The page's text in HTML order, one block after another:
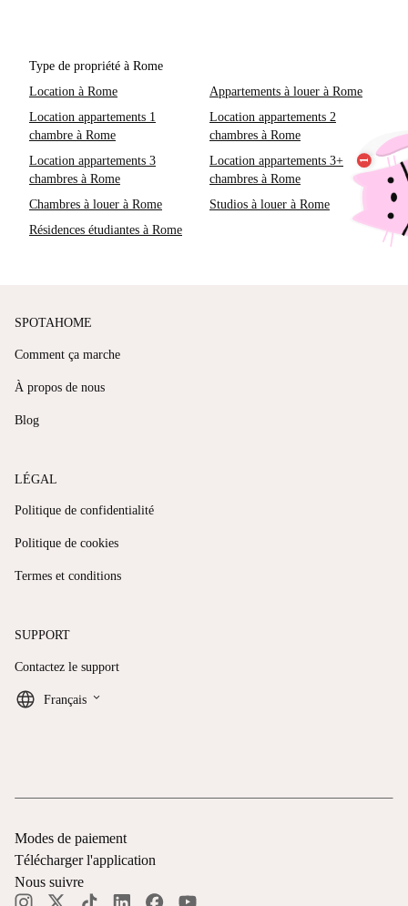
Type de propriété à Rome
Location à Rome
Appartements à louer à Rome
Location appartements 1
chambre à Rome
Location appartements 2
chambres à Rome
Location appartements 3
chambres à Rome
Location appartements 3+
chambres à Rome
Chambres à louer à Rome
Studios à louer à Rome
Résidences étudiantes à Rome
SPOTAHOME
Comment ça marche
À propos de nous
Blog
LÉGAL
Politique de confidentialité
Politique de cookies
Termes et conditions
SUPPORT
Contactez le support
Français keyboard_arrow_down
Modes de paiement
Télécharger l'application
Nous suivre